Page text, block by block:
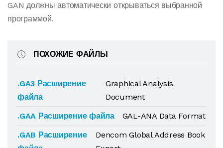
GAN должны автоматически открываться выбранной
программой.
ПОХОЖИЕ ФАЙЛЫ
.GA3 Расширение
файла
Graphical Analysis
Document
.GAA Расширение файла
GAL-ANA Data Format
.GAB Расширение
Dencom Global Address Book